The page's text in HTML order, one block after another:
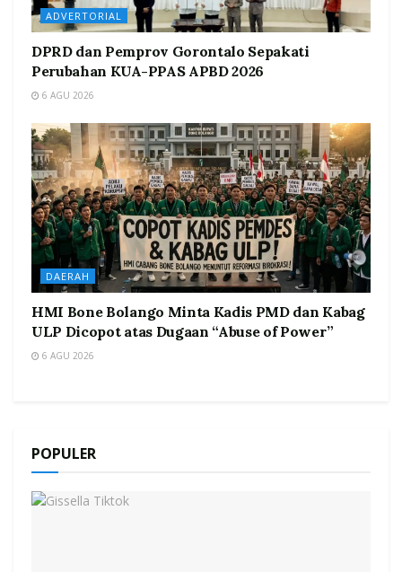
ADVERTORIAL
DPRD dan Pemprov Gorontalo Sepakati
Perubahan KUA-PPAS APBD 2026
6 AGU 2026
DAERAH
HMI Bone Bolango Minta Kadis PMD dan Kabag
ULP Dicopot atas Dugaan “Abuse of Power”
6 AGU 2026
POPULER